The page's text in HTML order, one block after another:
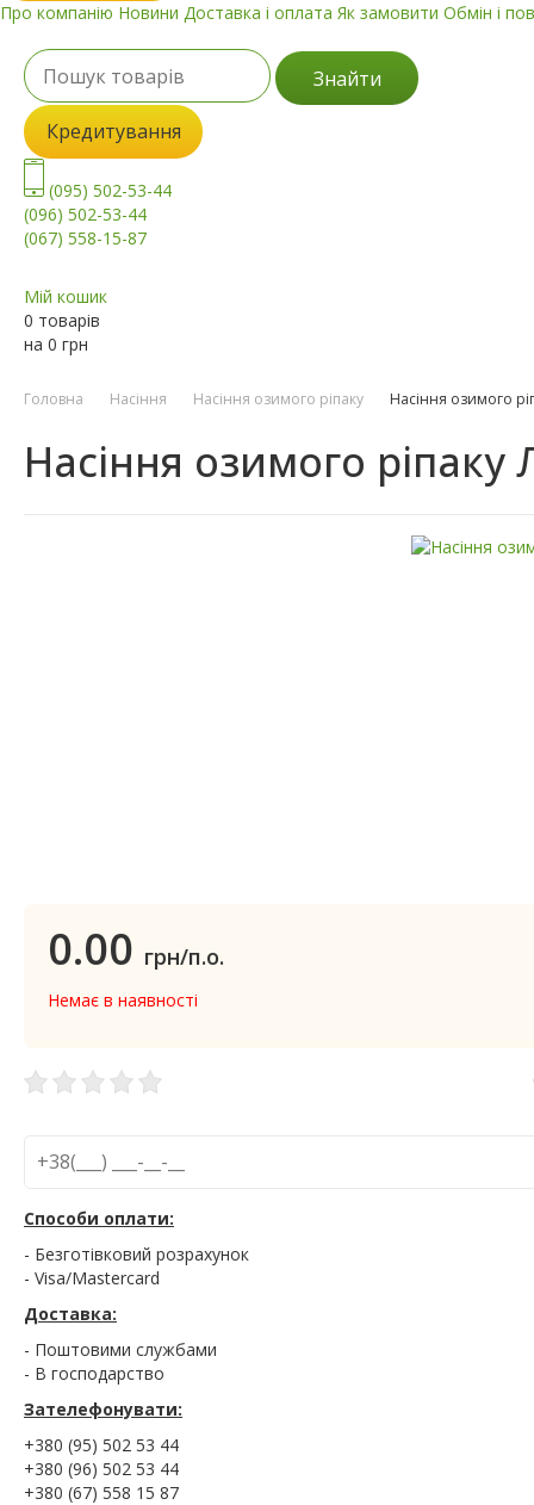
Про компанію Новини Доставка і оплата Як замовити Обмін і
Знайти
Кредитування
(095) 502-53-44
(096) 502-53-44
(067) 558-15-87
Мій кошик
0 товарів
на 0 грн
Головна Насіння Насіння озимого ріпаку Насіння озимого
Насіння озимого ріпаку
0.00 грн/п.о.
Немає в наявності
Способи оплати:
- Безготівковий розрахунок
- Visa/Mastercard
Доставка:
- Поштовими службами
- В господарство
Зателефонувати:
+380 (95) 502 53 44
+380 (96) 502 53 44
+380 (67) 558 15 87